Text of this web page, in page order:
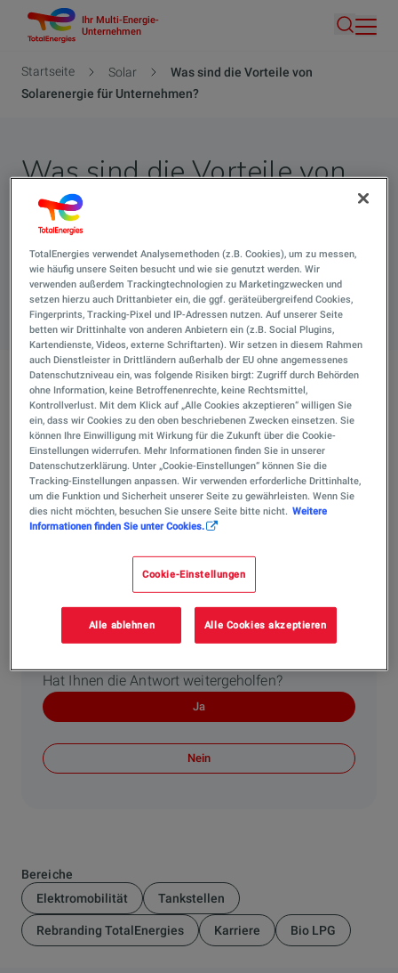
Inhalt
Ihr Multi-Energie-
Unternehmen
Suche
Pfadnavigation
Startseite Solar
Was sind die Vorteile von
Solarenergie für Unternehmen?
Was sind die Vorteile von
Solarenergie für
Unternehmen?
Was sind die Vorteile von Solarenergie für
Unternehmen?
Unternehmen, die Solarenergie nutzen, profitieren auf
mehreren Ebenen: Sie senken ihre Betriebskosten durch
günstigeren Eigenstrom, schützen sich vor steigenden
Energiepreisen und reduzieren ihre Abhängigkeit von
klassischen Versorgern. Gleichzeitig erzielen sie
Nachhaltigkeitsberichten und zur Erreichung von ESG-
Zielen nutzen lassen. Dies ist ein wachsender
Wettbewerbsfaktor gegenüber Kunden, Investoren und
Hat Ihnen die Antwort weitergeholfen?
Ja
Nein
Bereiche
Elektromobilität
Tankstellen
Rebranding TotalEnergies Karriere Bio LPG
TotalEnergies verwendet Analysemethoden (z.B. Cookies), um zu messen,
wie häufig unsere Seiten besucht und wie sie genutzt werden. Wir
verwenden außerdem Trackingtechnologien zu Marketingzwecken und
setzen hierzu auch Drittanbieter ein, die ggf. geräteübergreifend Cookies,
Fingerprints, Tracking-Pixel und IP-Adressen nutzen. Auf unserer Seite
betten wir Drittinhalte von anderen Anbietern ein (z.B. Social Plugins,
Kartendienste, Videos, externe Schriftarten). Wir setzen in diesem Rahmen
auch Dienstleister in Drittländern außerhalb der EU ohne angemessenes
Datenschutzniveau ein, was folgende Risiken birgt: Zugriff durch Behörden
ohne Information, keine Betroffenenrechte, keine Rechtsmittel,
Kontrollverlust. Mit dem Klick auf „Alle Cookies akzeptieren“ willigen Sie
ein, dass wir Cookies zu den oben beschriebenen Zwecken einsetzen. Sie
können Ihre Einwilligung mit Wirkung für die Zukunft über die Cookie-
Einstellungen widerrufen. Mehr Informationen finden Sie in unserer
Datenschutzerklärung. Unter „Cookie-Einstellungen“ können Sie die
Tracking-Einstellungen anpassen. Wir verwenden erforderliche Drittinhalte,
um die Funktion und Sicherheit unserer Seite zu gewährleisten. Wenn Sie
dies nicht möchten, besuchen Sie unsere Seite bitte nicht. Weitere
Informationen finden Sie unter Cookies.
Cookie-Einstellungen
Alle ablehnen Alle Cookies akzeptieren